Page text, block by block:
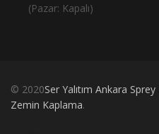
(Pazar: Kapalı)
© 2020Ser Yalıtım Ankara
Zemin Kaplama.